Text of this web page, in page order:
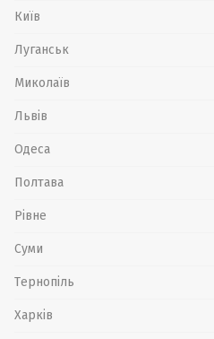
Київ
Луганськ
Миколаїв
Львів
Одеса
Полтава
Рівне
Суми
Тернопіль
Харків